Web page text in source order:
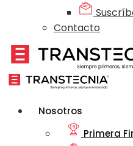
Contacto
Nosotros
Primera